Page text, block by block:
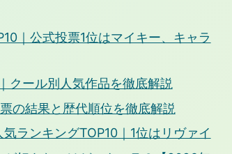
｜公式投票1位はマイキー、キャラ
クール別人気作品を徹底解説
の結果と歴代順位を徹底解説
ランキングTOP10｜1位はリヴァイ